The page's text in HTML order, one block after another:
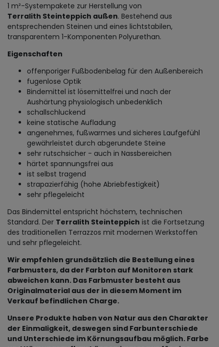
1 m²-Systempakete zur Herstellung von
Terralith Steinteppich außen. Bestehend aus
entsprechenden Steinen und eines lichtstabilen,
transparentem 1-Komponenten Polyurethan.
Eigenschaften
offenporiger Fußbodenbelag für den Außenbereich
fugenlose Optik
Bindemittel ist lösemittelfrei und nach der
Aushärtung physiologisch unbedenklich
schallschluckend
keine statische Aufladung
angenehmes, fußwarmes und sicheres Laufgefühl
gewährleistet durch abgerundete Steine
sehr rutschsicher - auch in Nassbereichen
härtet spannungsfrei aus
ist selbst tragend
strapazierfähig (hohe Abriebfestigkeit)
sehr pflegeleicht
Das Bindemittel entspricht höchstem, technischen
Standard. Der Terralith Steinteppich ist die Fortsetzung
des traditionellen Terrazzos mit modernen Werkstoffen
und sehr pflegeleicht.
Wir empfehlen grundsätzlich die Bestellung eines
Farbmusters, da der Farbton auf Monitoren stark
abweichen kann. Das Farbmuster besteht aus
Originalmaterial aus der in diesem Moment im
Verkauf befindlichen Charge.
Unsere Produkte haben von Natur aus den Charakter
der Einmaligkeit, deswegen sind Farbunterschiede
und Unterschiede im Körnungsaufbau möglich. Farbe